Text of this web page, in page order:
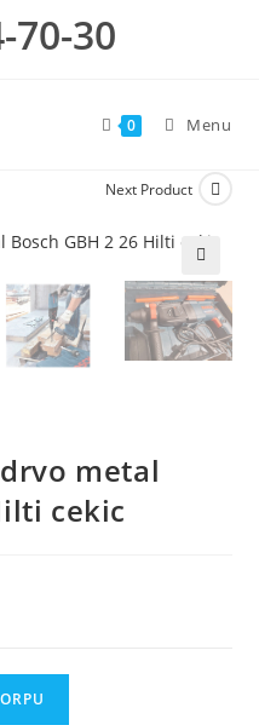
70-30
0 Menu
Next Product
🔍
metal
cekic